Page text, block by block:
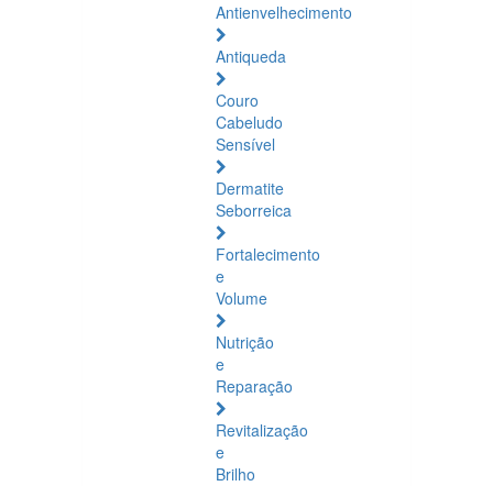
Antienvelhecimento
Antiqueda
Couro
Cabeludo
Sensível
Dermatite
Seborreica
Fortalecimento
e
Volume
Nutrição
e
Reparação
Revitalização
e
Brilho